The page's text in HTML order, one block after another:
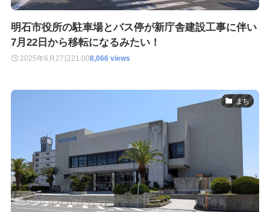
明石市役所の駐車場とバス停が新庁舎建設工事に伴い
7月22日から移転になるみたい！
2025年6月27日 21:008,066 views
まち